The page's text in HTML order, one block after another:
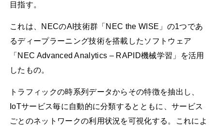
目指す。
これは、NECのAI技術群「NEC the WISE」の1つであ
るディープラーニング技術を搭載したソフトウェア
「NEC Advanced Analytics – RAPID機械学習」を活用
したもの。
トラフィックの時系列データからその特徴を抽出し、
IoTサービス毎に自動的に分類するとともに、サービス
ごとのネットワークの利用状況を可視化する。これによ